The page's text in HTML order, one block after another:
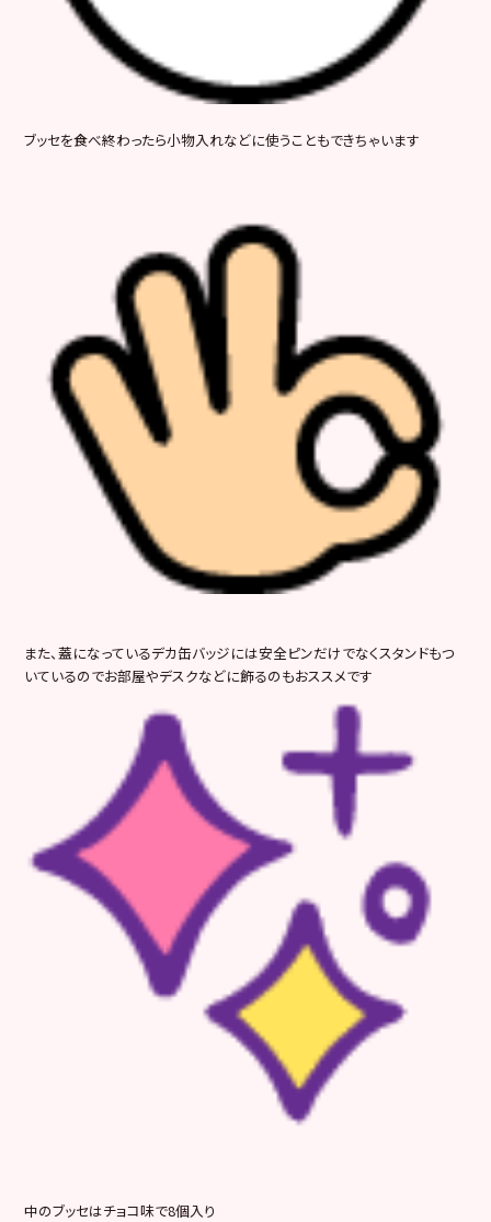
ブッセを食べ終わったら小物入れなどに使うこともできちゃいます
また、蓋になっているデカ缶バッジには安全ピンだけでなくスタンドもつ
いているのでお部屋やデスクなどに飾るのもおススメです
中のブッセはチョコ味で8個入り